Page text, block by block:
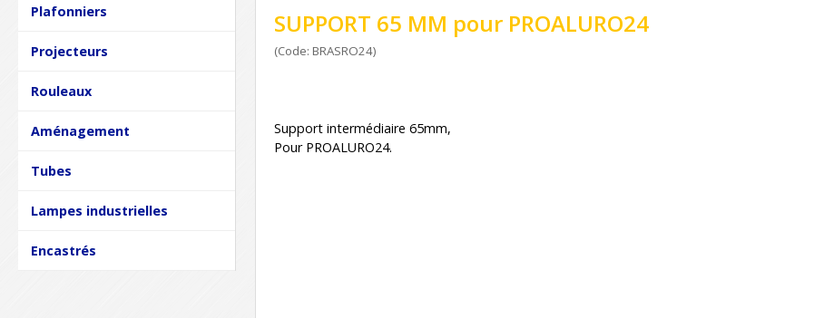
Plafonniers
Projecteurs
Rouleaux
Aménagement
Tubes
Lampes industrielles
Encastrés
SUPPORT 65 MM pour PROALURO24
(Code: BRASRO24)
Support intermédiaire 65mm,
Pour PROALURO24.